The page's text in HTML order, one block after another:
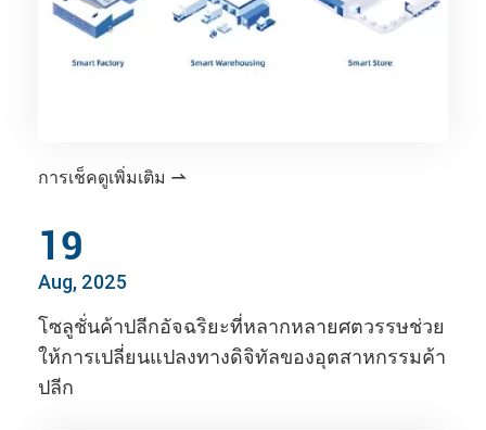
การเช็คดูเพิ่มเติม 
19
Aug, 2025
โซลูชั่นค้าปลีกอัจฉริยะที่หลากหลายศตวรรษช่วย
ให้การเปลี่ยนแปลงทางดิจิทัลของอุตสาหกรรมค้า
ปลีก